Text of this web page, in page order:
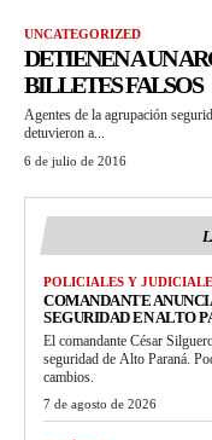
UNCATEGORIZED
DETIENEN A UN
BILLETES FALSOS
Agentes de la agrupación
detuvieron a...
6 de julio de 2016
POLICIALES Y
COMANDANTE
SEGURIDAD EN ALTO
El comandante César
seguridad de Alto Paraná.
cambios.
7 de agosto de 2026